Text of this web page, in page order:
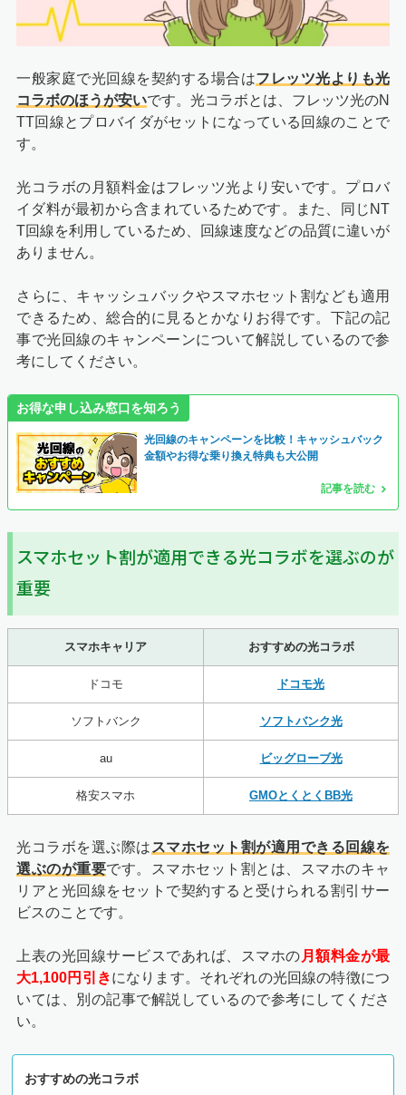
一般家庭で光回線を契約する場合はフレッツ光よりも光
コラボのほうが安いです。光コラボとは、フレッツ光のN
TT回線とプロバイダがセットになっている回線のことで
す。
光コラボの月額料金はフレッツ光より安いです。プロバ
イダ料が最初から含まれているためです。また、同じNT
T回線を利用しているため、回線速度などの品質に違いが
ありません。
さらに、キャッシュバックやスマホセット割なども適用
できるため、総合的に見るとかなりお得です。下記の記
事で光回線のキャンペーンについて解説しているので参
考にしてください。
お得な申し込み窓口を知ろう
光回線のキャンペーンを比較！キャッシュバック
金額やお得な乗り換え特典も大公開
記事を読む
スマホセット割が適用できる光コラボを選ぶのが
重要
スマホキャリア おすすめの光コラボ
ドコモ ドコモ光
ソフトバンク ソフトバンク光
au ビッグローブ光
格安スマホ GMOとくとくBB光
光コラボを選ぶ際は スマホセット割が適用できる回線を
選ぶのが重要です。スマホセット割とは、スマホのキャ
リアと光回線をセットで契約すると受けられる割引サー
ビスのことです。
上表の光回線サービスであれば、スマホの 月額料金が最
大1,100円引きになります。それぞれの光回線の特徴につ
いては、別の記事で解説しているので参考にしてくださ
い。
おすすめの光コラボ